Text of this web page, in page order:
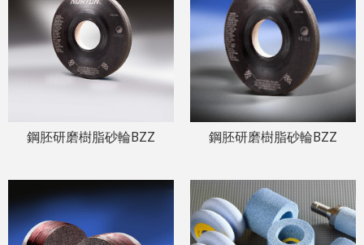
鋼胚研磨樹脂砂輪BZZ 鋼胚研磨樹脂砂輪BZZ